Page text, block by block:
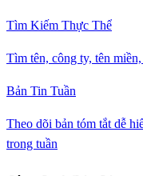
Tìm Kiếm Thực Thể
Tìm tên, công ty, tên
Bản Tin Tuần
Theo dõi bản tóm tắt dễ
trong tuần